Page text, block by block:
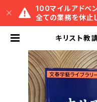
100マイルアドベ
全ての業務を休止
キリスト教